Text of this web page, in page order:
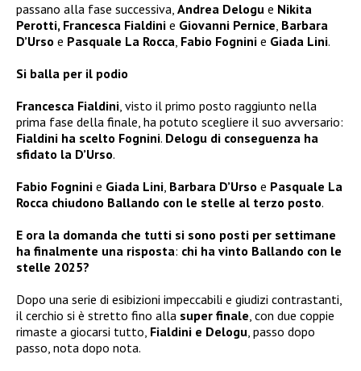
passano alla fase successiva, Andrea Delogu e Nikita
Perotti, Francesca Fialdini e Giovanni Pernice, Barbara
D’Urso e Pasquale La Rocca, Fabio Fognini e Giada Lini.
Si balla per il podio
Francesca Fialdini, visto il primo posto raggiunto nella
prima fase della finale, ha potuto scegliere il suo avversario:
Fialdini ha scelto Fognini. Delogu di conseguenza ha
sfidato la D’Urso.
Fabio Fognini e Giada Lini, Barbara D’Urso e Pasquale La
Rocca chiudono Ballando con le stelle al terzo posto.
E ora la domanda che tutti si sono posti per settimane
ha finalmente una risposta: chi ha vinto Ballando con le
stelle 2025?
Dopo una serie di esibizioni impeccabili e giudizi contrastanti,
il cerchio si è stretto fino alla super finale, con due coppie
rimaste a giocarsi tutto, Fialdini e Delogu, passo dopo
passo, nota dopo nota.